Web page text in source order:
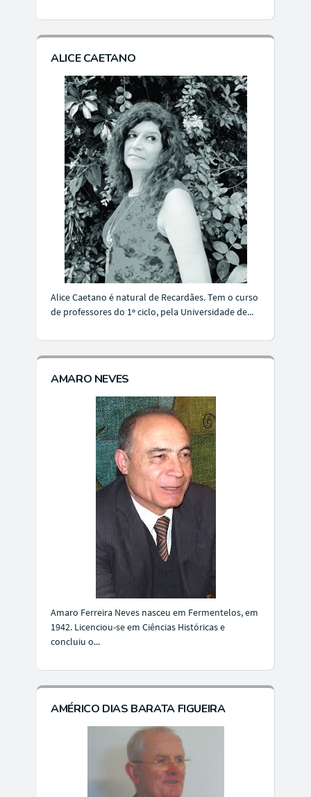
ALICE CAETANO
Alice Caetano é natural de Recardães. Tem o curso
de professores do 1º ciclo, pela Universidade de...
AMARO NEVES
Amaro Ferreira Neves nasceu em Fermentelos, em
1942. Licenciou-se em Ciências Históricas e
concluiu o...
AMÉRICO DIAS BARATA FIGUEIRA